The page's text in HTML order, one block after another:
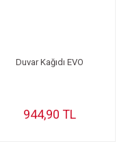
Duvar Kağıdı EVO
944,90 TL